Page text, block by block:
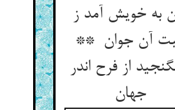
به خویش آمد ز
آن جوان **
از فرح اندر
جهان